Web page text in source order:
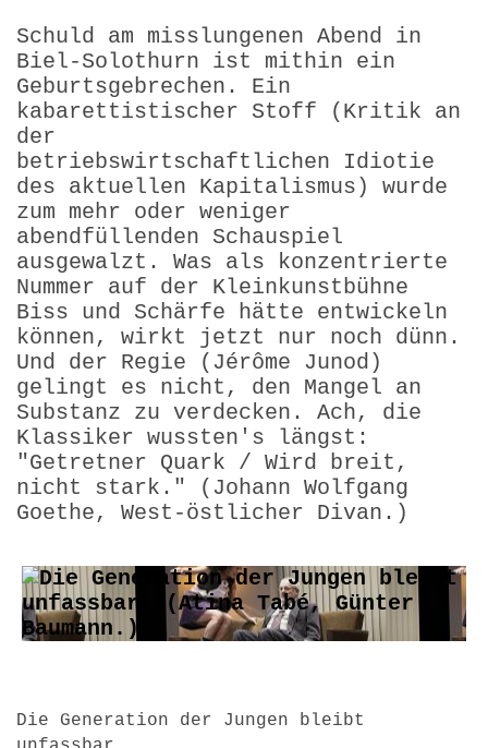
Schuld am misslungenen Abend in
Biel-Solothurn ist mithin ein
Geburtsgebrechen. Ein
kabarettistischer Stoff (Kritik an
der
betriebswirtschaftlichen Idiotie
des aktuellen Kapitalismus) wurde
zum mehr oder weniger
abendfüllenden Schauspiel
ausgewalzt. Was als konzentrierte
Nummer auf der Kleinkunstbühne
Biss und Schärfe hätte entwickeln
können, wirkt jetzt nur noch dünn.
Und der Regie (Jérôme Junod)
gelingt es nicht, den Mangel an
Substanz zu verdecken. Ach, die
Klassiker wussten's längst:
"Getretner Quark / Wird breit,
nicht stark." (Johann Wolfgang
Goethe, West-östlicher Divan.)
Die Generation der Jungen bleibt